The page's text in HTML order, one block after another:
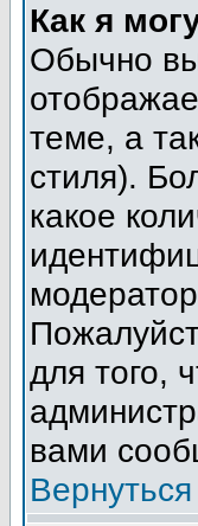
Как я
Обычно
теме, а
стиля).
какое
для того,
вами